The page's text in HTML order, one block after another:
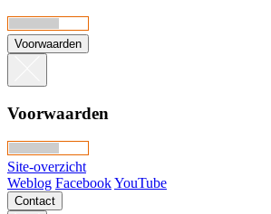
Voorwaarden
Voorwaarden
Site-overzicht
Weblog FacebookYouTube
Contact